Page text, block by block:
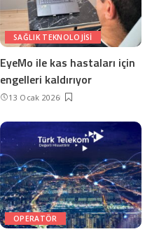
SAĞLIK TEKNOLOJISI
EyeMo ile kas hastaları için
engelleri kaldırıyor
13 Ocak 2026
OPERATÖR